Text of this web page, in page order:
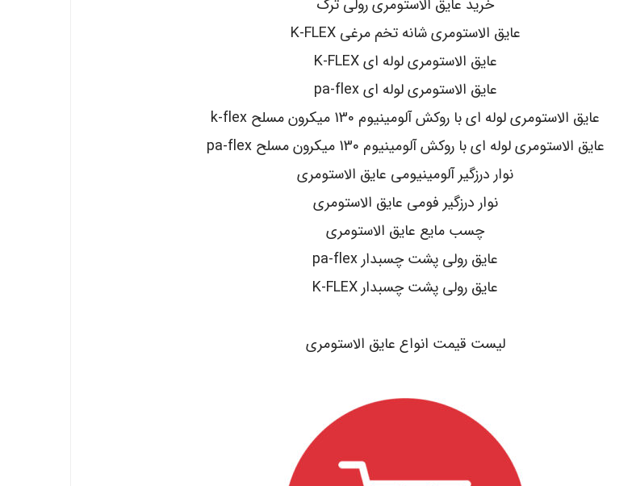
خرید عایق الاستومری رولی ترک
عایق الاستومری شانه تخم مرغی K-FLEX
عایق الاستومری لوله ای K-FLEX
عایق الاستومری لوله ای pa-flex
عایق الاستومری لوله ای با روکش آلومینیوم 130 میکرون مسلح k-flex
عایق الاستومری لوله ای با روکش آلومینیوم 130 میکرون مسلح pa-flex
نوار درزگیر آلومینیومی عایق الاستومری
نوار درزگیر فومی عایق الاستومری
چسب مایع عایق الاستومری
عایق رولی پشت چسبدار pa-flex
عایق رولی پشت چسبدار K-FLEX
لیست قیمت انواع عایق الاستومری